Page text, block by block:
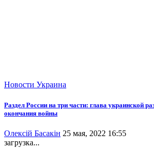
Новости Украина
Раздел России на три части: глава украинской
окончания войны
Олексій Басакін 25 мая, 2022 16:55
загрузка...